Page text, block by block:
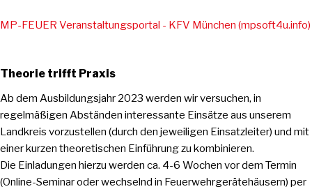
MP-FEUER Veranstaltungsportal - KFV München (mpsoft4u.info)
Theorie trifft Praxis
Ab dem Ausbildungsjahr 2023 werden wir versuchen, in
regelmäßigen Abständen interessante Einsätze aus unserem
Landkreis vorzustellen (durch den jeweiligen Einsatzleiter) und mit
einer kurzen theoretischen Einführung zu kombinieren.
Die Einladungen hierzu werden ca. 4-6 Wochen vor dem Termin
(Online-Seminar oder wechselnd in Feuerwehrgerätehäusern) per